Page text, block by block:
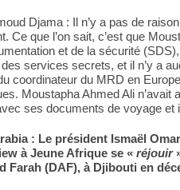
Djama : Il n’y a pas de
Ce que l’on sait, c’est que
et de la sécurité
services secrets, et il n’y a
coordinateur du MRD en
Moustapha Ahmed Ali
ses documents de voyage et
: Le président Ismaël
à Jeune Afrique se « réjouir
Farah (DAF), à Djibouti en